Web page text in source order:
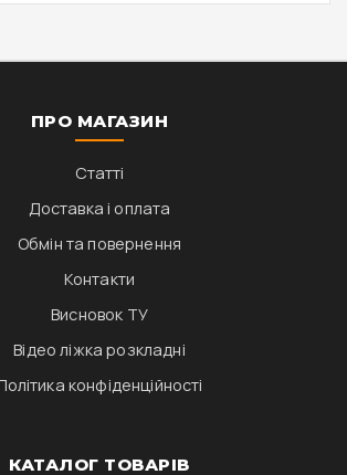
ПРО МАГАЗИН
Статті
Доставка і оплата
Обмін та повернення
Контакти
Висновок ТУ
Відео ліжка розкладні
конфіденційності
КАТАЛОГ ТОВАРІВ